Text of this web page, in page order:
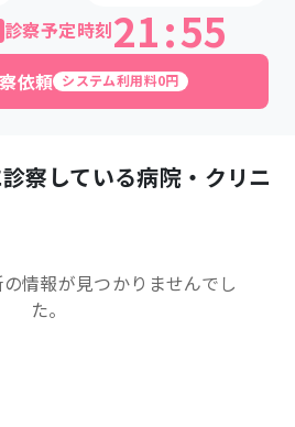
診察予定時刻21:55
依頼 システム利用料0円
察している病院・クリニ
の情報が見つかりませんでし
た。